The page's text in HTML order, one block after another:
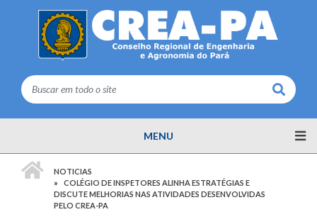
Buscar
MENU
NOTICIAS
COLÉGIO DE INSPETORES ALINHA ESTRATÉGIAS E
DISCUTE MELHORIAS NAS ATIVIDADES DESENVOLVIDAS
PELO CREA-PA